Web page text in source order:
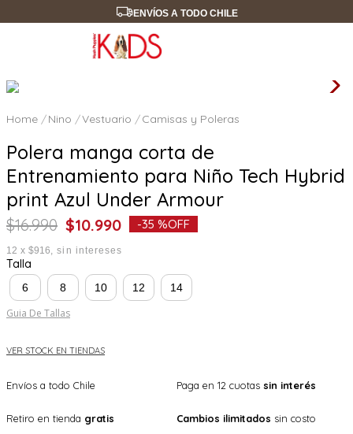
ENVÍOS A TODO CHILE
Nino Vestuario Camisas y Poleras
Polera manga corta de
Entrenamiento para Niño Tech Hybrid
print Azul Under Armour
$16.990 $10.990 -35 %OFF
12 x $916 sin intereses
Talla
6 8 10 12 14
Guia De Tallas
VER STOCK EN TIENDAS
Envíos a todo Chile Paga en 12 cuotas sin interés
Retiro en tienda gratis Cambios ilimitados sin costo